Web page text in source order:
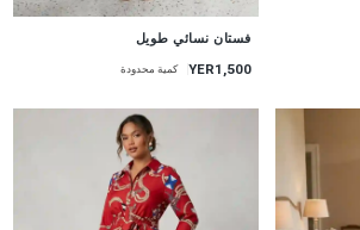
فستان نسائي طويل
YER1,500 كمية محدودة